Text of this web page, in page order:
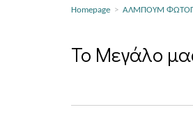
Homepage > ΑΛΜΠΟΥΜ
Το Μεγάλο